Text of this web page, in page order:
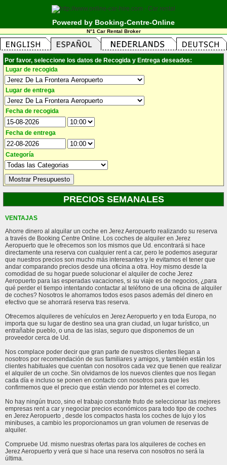
Powered by Booking-Centre-Online
N°1 Car Rental Broker
Por favor, seleccione los datos de Recogida y Entrega deseados:
Lugar de recogida
Lugar de entrega
Fecha de recogida
Fecha de entrega
Categoría
PRECIOS SEMANALES
VENTAJAS
Ahorre dinero al alquilar un coche en Jerez Aeropuerto realizando su reserva
a través de Booking Centre Online. Los coches de alquiler en Jerez
Aeropuerto que le ofrecemos son los mismos que Ud. encontrará si hace
directamente una reserva con cualquier rent a car, pero le podemos asegurar
que nuestros precios son mucho más interesantes y le evitamos el tener que
andar comparando precios desde una oficina a otra. Hoy mismo desde la
comodidad de su hogar puede solucionar el alquiler de coche Jerez
Aeropuerto para las esperadas vacaciones, si su viaje es de negocios, ¿para
qué perder el tiempo intentando contactar al teléfono de una oficina de alquiler
de coches? Nosotros le ahorramos todos esos pasos además del dinero en
efectivo que se ahorrará reserva tras reserva.
Ofrecemos alquileres de vehículos en Jerez Aeropuerto y en toda Europa, no
importa que su lugar de destino sea una gran ciudad, un lugar turístico, un
entrañable pueblo, o una de las islas, seguro que disponemos de un
proveedor cerca de Ud.
Nos complace poder decir que gran parte de nuestros clientes llegan a
nosotros por recomendación de sus familiares y amigos, y también están los
clientes habituales que cuentan con nosotros cada vez que tienen que realizar
el alquiler de un coche. Sin olvidarnos de los nuevos clientes que nos llegan
cada día e incluso se ponen en contacto con nosotros para que les
confirmemos que el precio que están viendo por Internet es el correcto.
No hay ningún truco, sino el trabajo constante fruto de seleccionar las mejores
empresas rent a car y negociar precios económicos para todo tipo de coches
en Jerez Aeropuerto , desde los compactos hasta los coches de lujo y los
minibuses, a cambio les proporcionamos un gran volumen de reservas de
alquiler.
Compruebe Ud. mismo nuestras ofertas para los alquileres de coches en
Jerez Aeropuerto y verá que si hace una reserva con nosotros no será la
última.